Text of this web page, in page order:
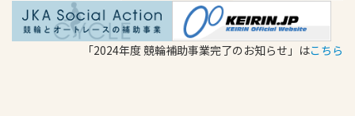
「2024年度 競輪補助事業完了のお知らせ」はこちら